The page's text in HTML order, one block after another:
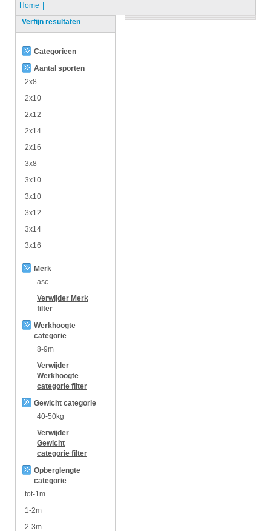
Home
Verfijn resultaten
Categorieen
Aantal sporten
2x8
2x10
2x12
2x14
2x16
3x8
3x10
3x10
3x12
3x14
3x16
Merk
asc
Verwijder Merk
filter
Werkhoogte
categorie
8-9m
Verwijder
Werkhoogte
categorie filter
Gewicht categorie
40-50kg
Verwijder
Gewicht
categorie filter
Opberglengte
categorie
tot-1m
1-2m
2-3m